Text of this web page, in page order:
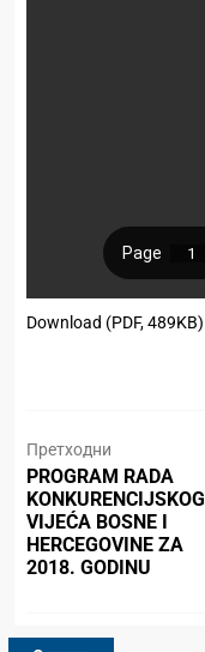
Download (PDF, 489KB)
Претходни
PROGRAM RADA
KONKURENCIJSKOG
VIJEĆA BOSNE I
HERCEGOVINE ZA
2018. GODINU